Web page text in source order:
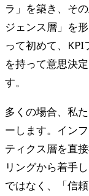
ラ」を築き、そ
ジェンス層」を
って初めて、
を持って意思決
す。
多くの場合、私
ーします。イン
ティクス層を直
リングから着手
ではなく、「信